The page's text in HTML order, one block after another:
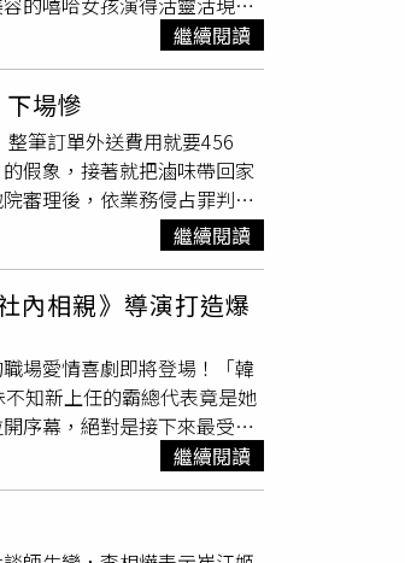
試圖購買AR-15步槍，但因文
使用，而賈洛在隔日遭到逮
計畫在美國境內發動攻擊。
舊多明尼恩大學宣布校園
近事發地點。校長亨普希爾
他表示，校方將持續提供心
4千名學生，其中約1萬7千多
海軍基地諾福克海軍基地所
時，她仍會搭配膠原蛋白飲
魔力在韓國流行的「自帶光
時刻，這能讓緊繃的神經瞬
讓整個人看起來更加明亮動
Pool" 水中運動。透過不
浮力能減輕對關節的壓力，
取自 ssinz7 IG）
13歲。與姊姊朴信惠的穩
戲劇鏡頭下再度被放大檢
／取自 netflixtw IG）ITZY
腰」，這背後是一套極為自
限：午餐可以適量攝取澱
嚴格禁食令：晚上 6:30 後不
IG）ITZY 申有娜減
養春捲法：她非常推崇越南
主，且嚴格要求不加過多醬
工作必須吃宵夜，她會嚴格
每日運動：多鍛鍊維持好身
討厭運動，她也會強迫自己
斯、重量訓練與散步。睡眠
／取自 igotyuandme IG）
繼續閱讀
場慘
筆訂單外送費用就要456
假象，接著就把滷味帶回家
審理後，依業務侵占罪判彭
（2025）大年初三接到委
個小時，彭男取餐之後，約
整包滷味帶走自行享用。委
即向警方報案。警方調閱監
，全案移送檢方偵辦並起
屬業務侵占罪，較原先檢方
實屬不當；雖於偵查中認
，判處有期徒刑6個月，得
456元，整筆訂單總金額達
…5越南妹「輸了脫光」從上
了． 真香！最美時尚女車
繼續閱讀
內相親》導演打造爆
場愛情喜劇即將登場！「韓
知新上任的霸總代表竟是她
序幕，絕對是接下來最受矚
如果你還對《社內相親》中
清單！本劇由一手打造現象
生態與獨特幽默感的《出師
能讓人心動不已的頂級浪漫
繼續閱讀